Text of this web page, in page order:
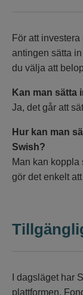
För att
antingen sätta
du välja att
Kan man sätta
Ja, det går att
Hur kan man
Swish?
Man kan koppla
gör det enkelt
I dagsläget har
plattformen.